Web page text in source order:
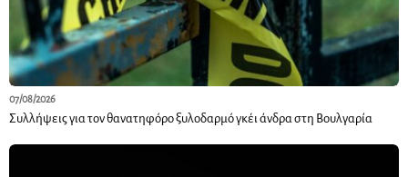
07/08/2026
Συλλήψεις για τον θανατηφόρο ξυλοδαρμό γκέι άνδρα στη Βουλγαρία